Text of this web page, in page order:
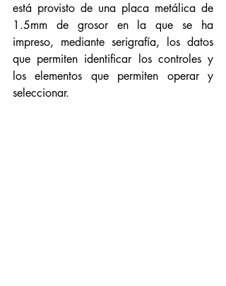
está provisto de una placa metálica de
1.5mm de grosor en la que se ha
impreso, mediante serigrafía, los datos
que permiten identificar los controles y
los elementos que permiten operar y
seleccionar.